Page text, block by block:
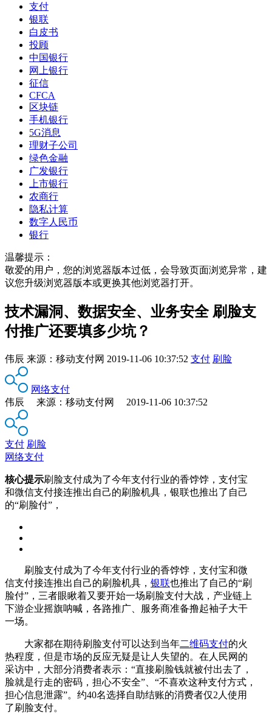
支付
银联
白皮书
投顾
中国银行
网上银行
征信
CFCA
区块链
手机银行
5G消息
理财子公司
绿色金融
广发银行
上市银行
农商行
隐私计算
数字人民币
银行
温馨提示：
敬爱的用户，您的浏览器版本过低，会导致页面浏览异常，建
议您升级浏览器版本或更换其他浏览器打开。
技术漏洞、数据安全、业务安全 刷脸支
付推广还要填多少坑？
伟辰 来源： 移动支付网 2019-11-06 10:37:52 支付 刷脸
网络支付
伟辰 来源：移动支付网 2019-11-06 10:37:52
支付 刷脸
网络支付
核心提示刷脸支付成为了今年支付行业的香饽饽，支付宝
和微信支付接连推出自己的刷脸机具，银联也推出了自己
的“刷脸付”，
刷脸支付成为了今年支付行业的香饽饽，支付宝和微
信支付接连推出自己的刷脸机具， 银联也推出了自己的“刷
脸付”，三者眼瞅着又要开始一场刷脸支付大战，产业链上
下游企业摇旗呐喊，各路推广、服务商准备撸起袖子大干
一场。
大家都在期待刷脸支付可以达到当年二维码支付的火
热程度，但是市场的反应无疑是让人失望的。在人民网的
采访中，大部分消费者表示：“直接刷脸钱就被付出去了，
脸就是行走的密码，担心不安全”、“不喜欢这种支付方式，
担心信息泄露”。约40名选择自助结账的消费者仅2人使用
了刷脸支付。